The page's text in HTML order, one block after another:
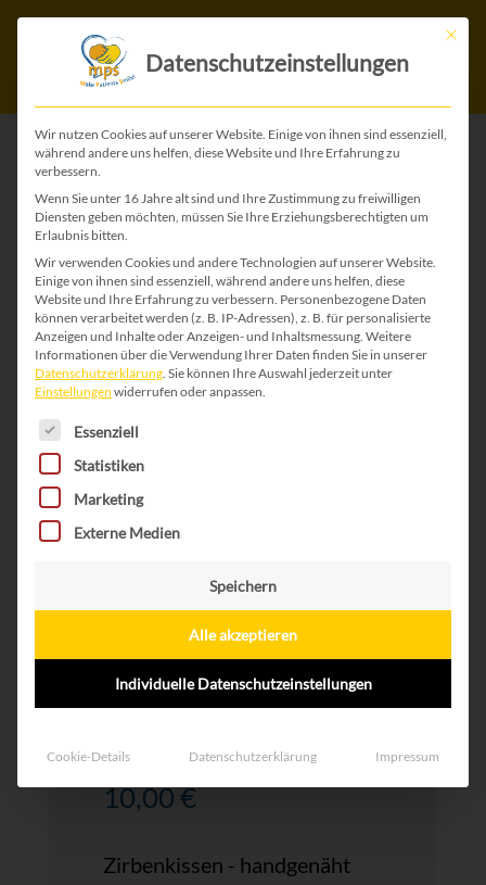
Zirbenkissen
10,00€
Zirbenkissen - handgenäht
Mit
Datenschutzeinstellungen
Wir nutzen Cookies auf unserer Website. Einige von ihnen sind essenziell,
während andere uns helfen, diese Website und Ihre Erfahrung zu
verbessern.
Wenn Sie unter 16 Jahre alt sind und Ihre Zustimmung zu freiwilligen
Diensten geben möchten, müssen Sie Ihre Erziehungsberechtigten um
Erlaubnis bitten.
Wir verwenden Cookies und andere Technologien auf unserer Website.
Einige von ihnen sind essenziell, während andere uns helfen, diese
Website und Ihre Erfahrung zu verbessern. Personenbezogene Daten
können verarbeitet werden (z. B. IP-Adressen), z. B. für personalisierte
Anzeigen und Inhalte oder Anzeigen- und Inhaltsmessung. Weitere
Informationen über die Verwendung Ihrer Daten finden Sie in unserer
Datenschutzerklärung. Sie können Ihre Auswahl jederzeit unter
Einstellungen widerrufen oder anpassen.
Es folgt eine Liste der Service-Gruppen, für die
Essenziell
Statistiken
Marketing
Externe Medien
Speichern
Alle akzeptieren
Individuelle Datenschutzeinstellungen
Cookie-Details Datenschutzerklärung Impressum